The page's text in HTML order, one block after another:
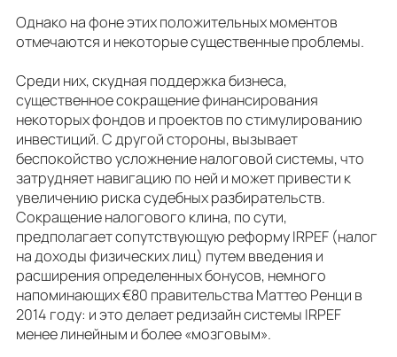
Однако на фоне этих положительных моментов
отмечаются и некоторые существенные проблемы.
Среди них, скудная поддержка бизнеса,
существенное сокращение финансирования
некоторых фондов и проектов по стимулированию
инвестиций. С другой стороны, вызывает
беспокойство усложнение налоговой системы, что
затрудняет навигацию по ней и может привести к
увеличению риска судебных разбирательств.
Сокращение налогового клина, по сути,
предполагает сопутствующую реформу IRPEF (налог
на доходы физических лиц) путем введения и
расширения определенных бонусов, немного
напоминающих €80 правительства Маттео Ренци в
2014 году: и это делает редизайн системы IRPEF
менее линейным и более «мозговым».